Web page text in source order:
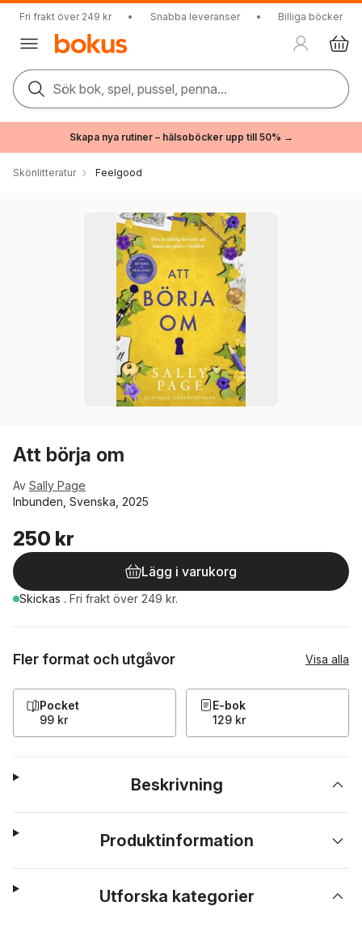
Fri frakt över 249 kr • Snabba leveranser • Billiga böcker
Sök bok, spel, pussel, penna...
Skapa nya rutiner – hälsoböcker upp till 50% →
Skönlitteratur Feelgood
Att börja om
Av Sally Page
Inbunden, Svenska, 2025
250 kr
Lägg i varukorg
Skickas . Fri frakt över 249 kr.
Fler format och utgåvor Visa alla
Pocket
99 kr
E-bok
129 kr
Beskrivning
Produktinformation
Utforska kategorier